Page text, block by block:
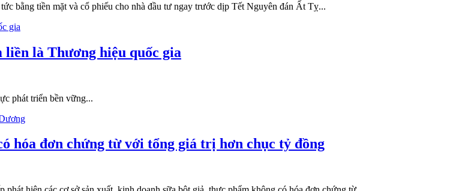
bằng tiền mặt và cổ phiếu cho nhà đầu tư ngay trước dịp Tết Nguyên đán Ất Tỵ...
là Thương hiệu quốc gia
phát triển bền vững...
hóa đơn chứng từ với tổng giá trị hơn chục tỷ đồng